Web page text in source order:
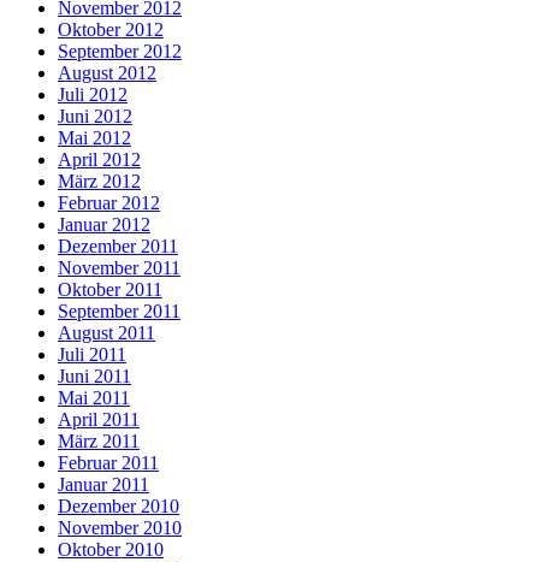
November 2012
Oktober 2012
September 2012
August 2012
Juli 2012
Juni 2012
Mai 2012
April 2012
März 2012
Februar 2012
Januar 2012
Dezember 2011
November 2011
Oktober 2011
September 2011
August 2011
Juli 2011
Juni 2011
Mai 2011
April 2011
März 2011
Februar 2011
Januar 2011
Dezember 2010
November 2010
Oktober 2010